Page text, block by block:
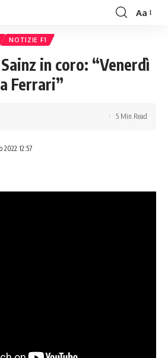
Font
Aa
NOTIZIE F1
Sainz in coro: “Venerdì
Ferrari”
12:57
5 Min Read